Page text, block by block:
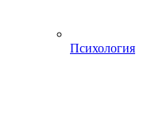
Психология